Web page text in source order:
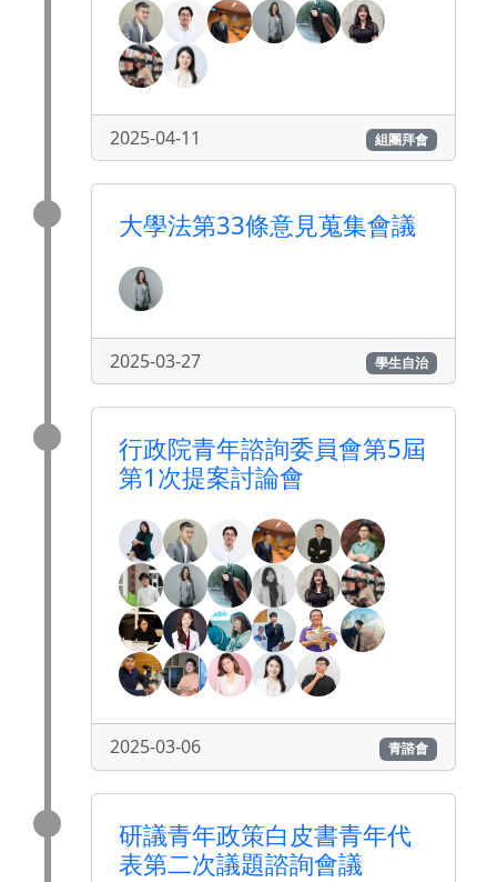
2025-04-11 組團拜會
大學法第33條意見蒐集會議
2025-03-27 學生自治
行政院青年諮詢委員會第5屆
第1次提案討論會
2025-03-06 青諮會
研議青年政策白皮書青年代
表第二次議題諮詢會議